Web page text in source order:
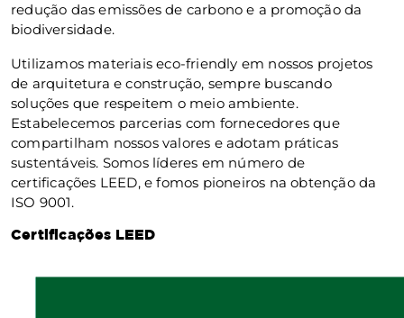
redução das emissões de carbono e a promoção da
biodiversidade.
Utilizamos materiais eco-friendly em nossos projetos
de arquitetura e construção, sempre buscando
soluções que respeitem o meio ambiente.
Estabelecemos parcerias com fornecedores que
compartilham nossos valores e adotam práticas
sustentáveis. Somos líderes em número de
certificações LEED, e fomos pioneiros na obtenção da
ISO 9001.
Certificações LEED